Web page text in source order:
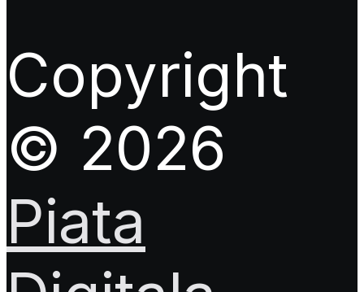
Copyright
© 2026
Piata